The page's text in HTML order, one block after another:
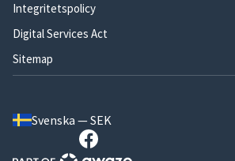
Integritetspolicy
Digital Services Act
Sitemap
Svenska — SEK